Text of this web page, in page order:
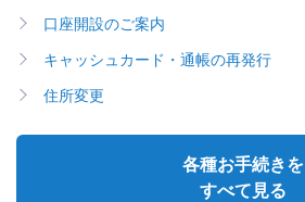
口座開設のご案内
キャッシュカード・通帳の再発行
住所変更
各種お手続きを
すべて見る